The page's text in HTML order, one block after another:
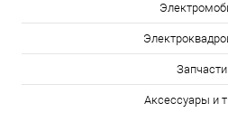
Запчасти
Аксессуары и